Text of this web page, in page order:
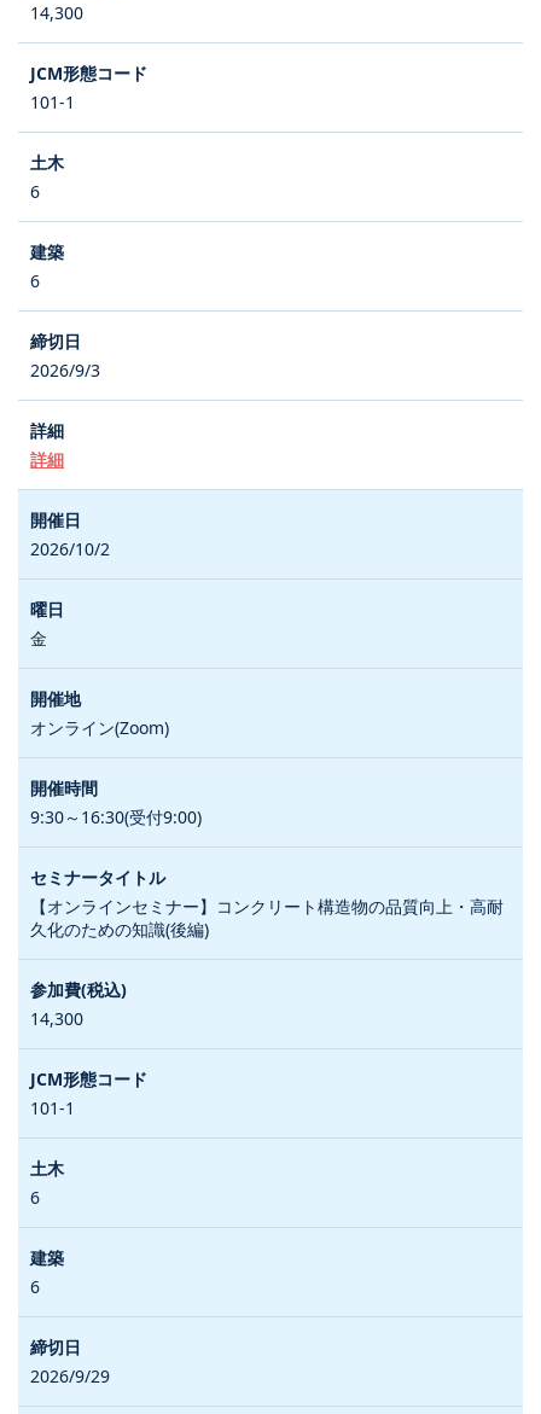
14,300
101-1
6
6
2026/9/3
詳細
2026/10/2
金
オンライン(Zoom)
9:30～16:30(受付9:00)
【オンラインセミナー】コンクリート構造物の品質向上・高耐
久化のための知識(後編)
14,300
101-1
6
6
2026/9/29